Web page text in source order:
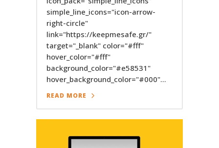
simple_line_icons="icon-arrow-
right-circle"
link="https://keepmesafe.gr/"
target="_blank" color="#fff"
hover_color="#fff"
background_color="#e58531"
hover_background_color="#000"...
READ MORE